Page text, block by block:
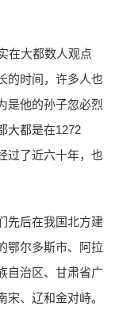
在大都数人观点
的时间，许多人也
是他的孙子忽必烈
大都是在1272
过了近六十年，也
先后在我国北方建
鄂尔多斯市、阿拉
自治区、甘肃省广
、辽和金对峙。